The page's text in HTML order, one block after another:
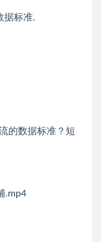
据标准.
的数据标准？短
.mp4